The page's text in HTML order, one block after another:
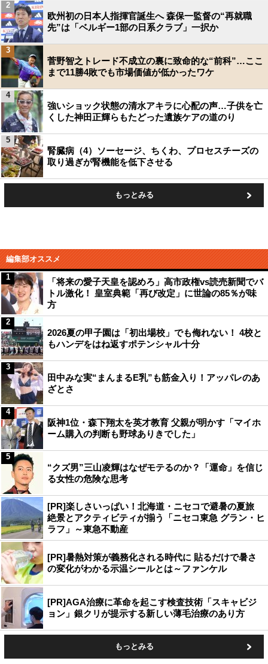
欧州初の日本人指揮官誕生へ 森保一監督の“再就職
先”は「ベルギー1部の日系クラブ」一択か
2
菅野智之トレード不成立の裏に致命的な“前科”…ここ
まで11勝4敗でも市場価値が低かったワケ
3
強いショック状態の清水アキラに心配の声…子供を亡
くした神田正輝らもたどった遺族ケアの道のり
4
腎臓病（4）ソーセージ、ちくわ、プロセスチーズの
取り過ぎが腎機能を低下させる
5
もっとみる
編集部オススメ
「将来の愛子天皇を認めろ」高市政権vs読売新聞でバ
トル激化！ 皇室典範「再び改定」に世論の85％が味
方
1
2026夏の甲子園は「初出場校」でも侮れない！ 4校と
もハンデをはね返すポテンシャル十分
2
田中みな実“まんまるE乳”も筋金入り！アッパレのあ
ざとさ
3
阪神1位・森下翔太を英才教育 父親が明かす「マイホ
ーム購入の判断も野球ありきでした」
4
“クズ男”三山凌輝はなぜモテるのか？「運命」を信じ
る女性の危険な思考
5
[PR]楽しさいっぱい！北海道・ニセコで避暑の夏旅
絶景とアクティビティが揃う「ニセコ東急 グラン・ヒ
ラフ」～東急不動産
[PR]暑熱対策が義務化される時代に 貼るだけで暑さ
の変化がわかる示温シールとは～ファンケル
[PR]AGA治療に革命を起こす検査技術「スキャビジ
ョン」銀クリが提示する新しい薄毛治療のあり方
もっとみる